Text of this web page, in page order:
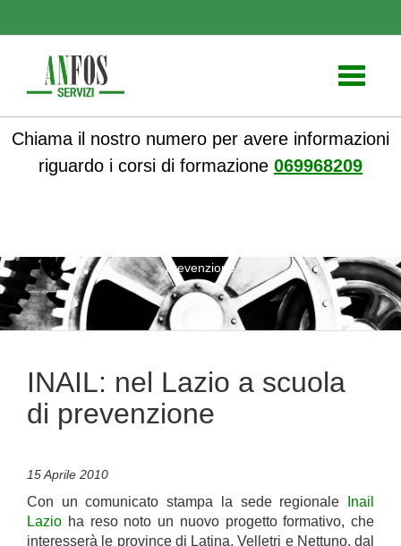
Toggle
Chiama il nostro numero per avere informazioni
riguardo i corsi di formazione 069968209
prevenzione
INAIL: nel Lazio a scuola
di prevenzione
15 Aprile 2010
Con un comunicato stampa la sede regionale
Inail
Lazio ha reso noto un nuovo progetto formativo, che
interesserà le province di Latina, Velletri e Nettuno, dal